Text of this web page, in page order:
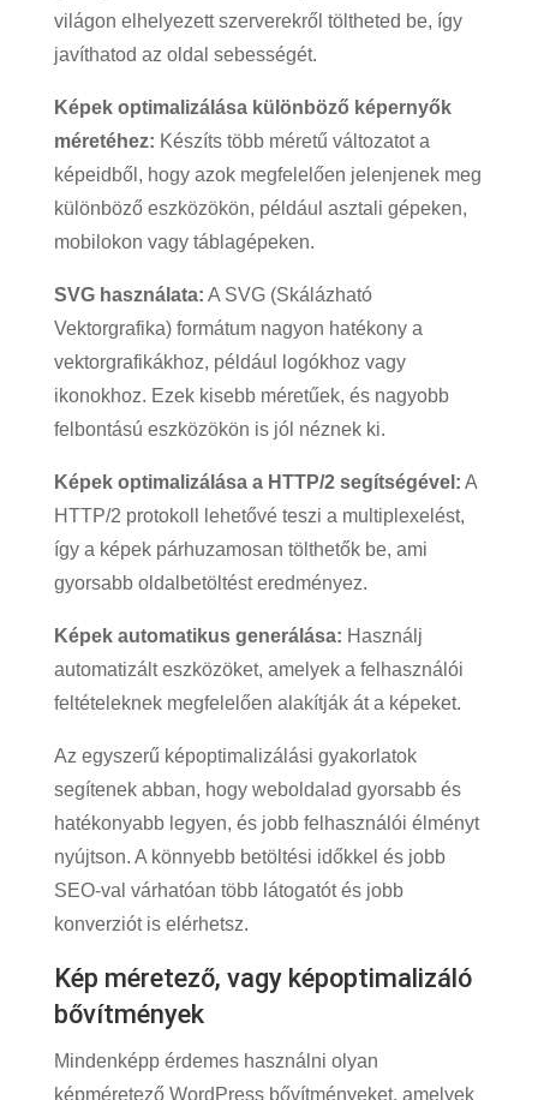
világon elhelyezett szerverekről töltheted be, így
javíthatod az oldal sebességét.
Képek optimalizálása különböző képernyők
méretéhez: Készíts több méretű változatot a
képeidből, hogy azok megfelelően jelenjenek meg
különböző eszközökön, például asztali gépeken,
mobilokon vagy táblagépeken.
SVG használata: A SVG (Skálázható
Vektorgrafika) formátum nagyon hatékony a
vektorgrafikákhoz, például logókhoz vagy
ikonokhoz. Ezek kisebb méretűek, és nagyobb
felbontású eszközökön is jól néznek ki.
Képek optimalizálása a HTTP/2 segítségével: A
HTTP/2 protokoll lehetővé teszi a multiplexelést,
így a képek párhuzamosan tölthetők be, ami
gyorsabb oldalbetöltést eredményez.
Képek automatikus generálása: Használj
automatizált eszközöket, amelyek a felhasználói
feltételeknek megfelelően alakítják át a képeket.
Az egyszerű képoptimalizálási gyakorlatok
segítenek abban, hogy weboldalad gyorsabb és
hatékonyabb legyen, és jobb felhasználói élményt
nyújtson. A könnyebb betöltési időkkel és jobb
SEO-val várhatóan több látogatót és jobb
konverziót is elérhetsz.
Kép méretező, vagy képoptimalizáló
bővítmények
Mindenképp érdemes használni olyan
képméretező WordPress bővítményeket, amelyek